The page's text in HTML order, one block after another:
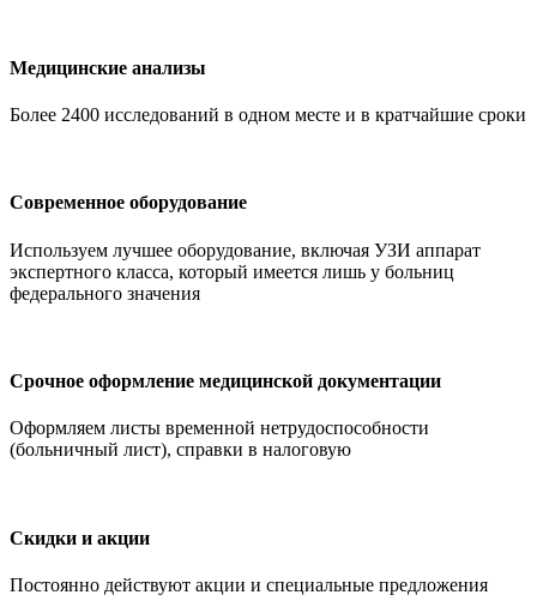
Медицинские анализы
Более 2400 исследований в одном месте и в кратчайшие сроки
Современное оборудование
Используем лучшее оборудование, включая УЗИ аппарат
экспертного класса, который имеется лишь у больниц
федерального значения
Срочное оформление медицинской документации
Оформляем листы временной нетрудоспособности
(больничный лист), справки в налоговую
Скидки и акции
Постоянно действуют акции и специальные предложения